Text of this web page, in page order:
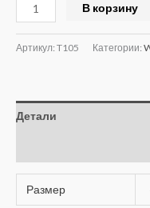
В корзину
Артикул: T105 Категории:
Детали
Размер